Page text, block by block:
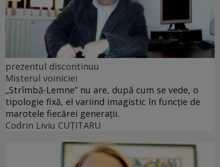
prezentul discontinuu
Misterul voiniciei
„Strîmbă-Lemne” nu are, după cum se vede, o
tipologie fixă, el variind imagistic în funcţie de
marotele fiecărei generaţii.
Codrin Liviu CUŢITARU